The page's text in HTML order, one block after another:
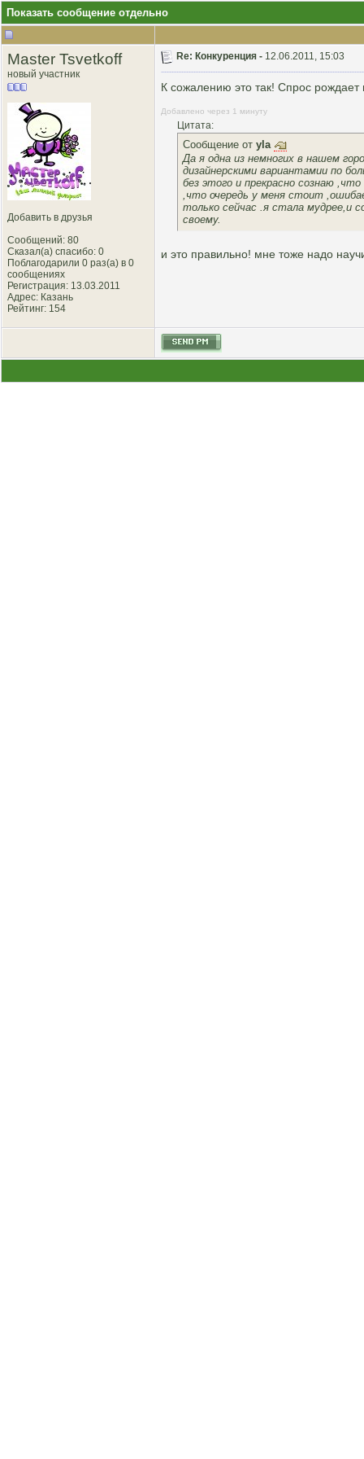
Показать сообщение отдельно
Master Tsvetkoff
новый участник
Добавить в друзья
Сообщений: 80
Сказал(а) спасибо: 0
Поблагодарили 0 раз(а) в 0
сообщениях
Регистрация: 13.03.2011
Адрес: Казань
Рейтинг: 154
Re: Конкуренция - 12.06.2011, 15:03
К сожалению это так! Спрос рождает
Добавлено через 1 минуту
Цитата:
Сообщение от yla
Да я одна из немногих в нашем
дизайнерскими вариантамии по
без этого и прекрасно сознаю
,что очередь у меня стоит
только сейчас .я стала мудрее,и
своему.
и это правильно! мне тоже надо